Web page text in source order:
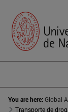
You are here:Global